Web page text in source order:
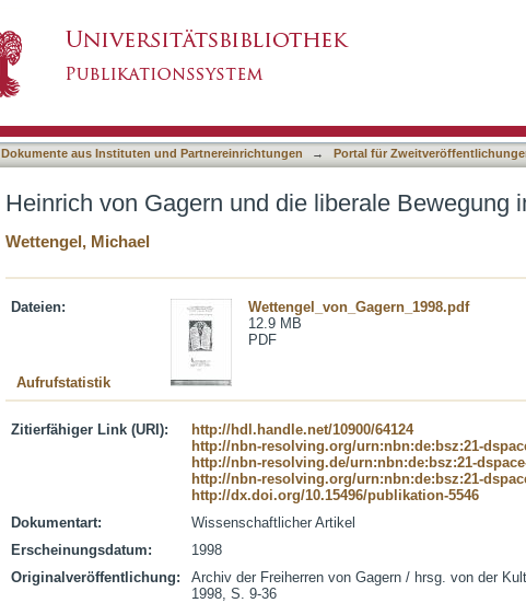
Dokumente aus Instituten und Partnereinrichtungen → Portal für
Heinrich von Gagern und die liberale Bewegung
Wettengel, Michael
Dateien:
Wettengel_von_Gagern_1998.pdf
12.9 MB
PDF
Aufrufstatistik
Zitierfähiger Link (URI):
http://hdl.handle.net/10900/64124
http://nbn-resolving.org/urn:nbn:de:bsz:21-
http://nbn-resolving.de/urn:nbn:de:bsz:21-
http://nbn-resolving.org/urn:nbn:de:bsz:21-
http://dx.doi.org/10.15496/publikation-5546
Dokumentart:
Wissenschaftlicher Artikel
Erscheinungsdatum:
1998
Originalveröffentlichung:
Archiv der Freiherren von Gagern / hrsg. von der
1998, S. 9-36